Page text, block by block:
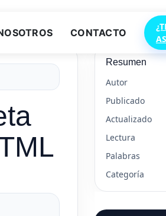
CONTACTO
Resumen
Autor
Publicado
Actualizado
Lectura
Palabras
Categoría